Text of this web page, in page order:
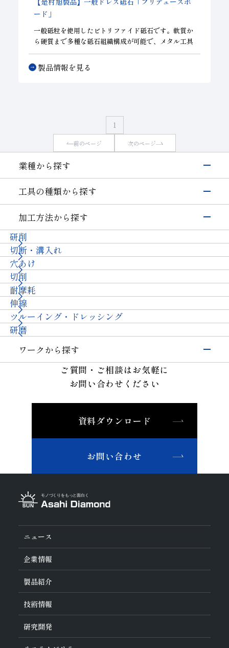
業種から探す
電子・半導体
シリコン
磁性材料
伸線
その他(電子・半導体)
輸送機器
自動車・二輪
硝子(自動車)
セラミックス(自動車部品)
その他(輸送機器)
機械・工具
セラミックス(構造部品）
機械付
超硬
軸受
その他(機械)
石材・建設
石材
土木・鉱業
その他業種
宝飾 その他(その他業種)
工具の種類から探す
研削工具
精密カッティングツール
切削工具
耐摩耗工具
伸線工具
ドレッサ
石材・建設・鉱業関連工具
その他
加工方法から探す
研削
切断・溝入れ
穴あけ
切削
耐摩耗
伸線
ツルーイング・ドレッシング
研磨
ワークから探す
非鉄・特殊金属材料
鉄系材料
切削工具材料
石材・建設・鉱業関連材料
研削砥石
ード」
一般砥粒を使用したビトリファイド砥石です。軟質か
ら硬質まで多種な砥石組織構成が可能で、メタル工具
のドレス材として効果を発揮します。
製品情報を見る
前のページ
1
次のページ
ご質問・ご相談はお気軽に
お問い合わせください
資料ダウンロード
お問い合わせ
ニュース
企業情報
旭ダイヤについて
ダイヤの輪
ご挨拶
会社概要
役員紹介
事業紹介
製品紹介
業種から探す
工具の種類から探す
加工方法から探す
ワークから探す
技術情報
ダイヤモンド工具・
教えて！研削工具
ご使⽤上の注意
研究開発
研究開発について